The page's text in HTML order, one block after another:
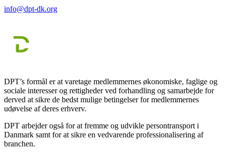
info@dpt-dk.org
DPT’s formål er at varetage medlemmernes økonomiske, faglige og
sociale interesser og rettigheder ved forhandling og samarbejde for
derved at sikre de bedst mulige betingelser for medlemmernes
udøvelse af deres erhverv.
DPT arbejder også for at fremme og udvikle persontransport i
Danmark samt for at sikre en vedvarende professionalisering af
branchen.